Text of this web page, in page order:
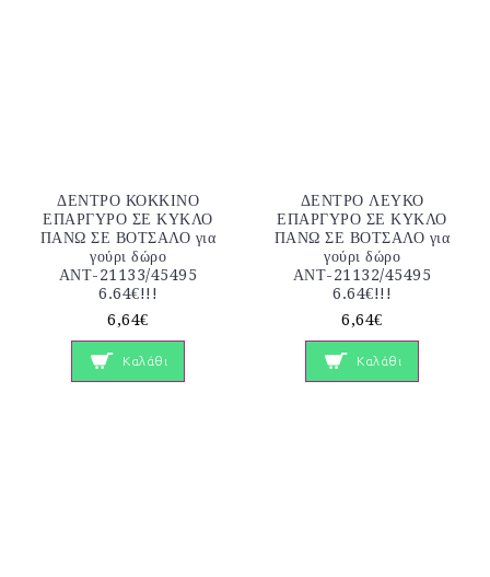
ΔΕΝΤΡΟ ΚΟΚΚΙΝΟ
ΕΠΑΡΓΥΡΟ ΣΕ ΚΥΚΛΟ
ΠΑΝΩ ΣΕ ΒΟΤΣΑΛΟ για
γούρι δώρο
ΑΝΤ-21133/45495
6.64€!!!
6,64€
Καλάθι
ΔΕΝΤΡΟ ΛΕΥΚΟ
ΕΠΑΡΓΥΡΟ ΣΕ ΚΥΚΛΟ
ΠΑΝΩ ΣΕ ΒΟΤΣΑΛΟ για
γούρι δώρο
ΑΝΤ-21132/45495
6.64€!!!
6,64€
Καλάθι